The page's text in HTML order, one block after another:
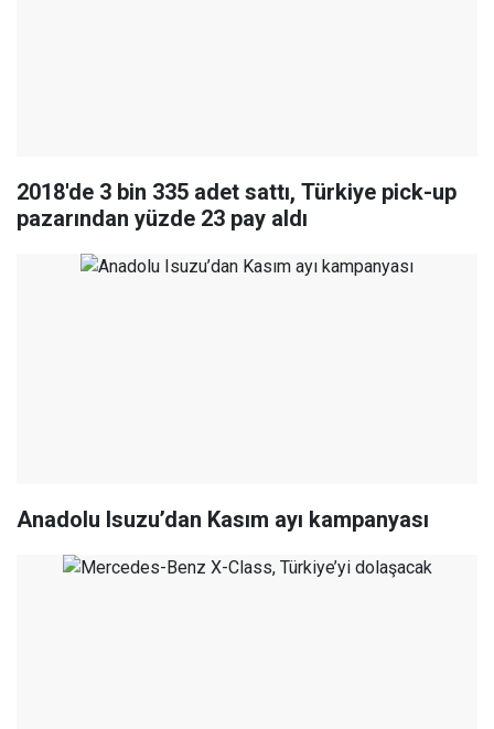
2018'de 3 bin 335 adet sattı, Türkiye pick-up
pazarından yüzde 23 pay aldı
Anadolu Isuzu’dan Kasım ayı kampanyası